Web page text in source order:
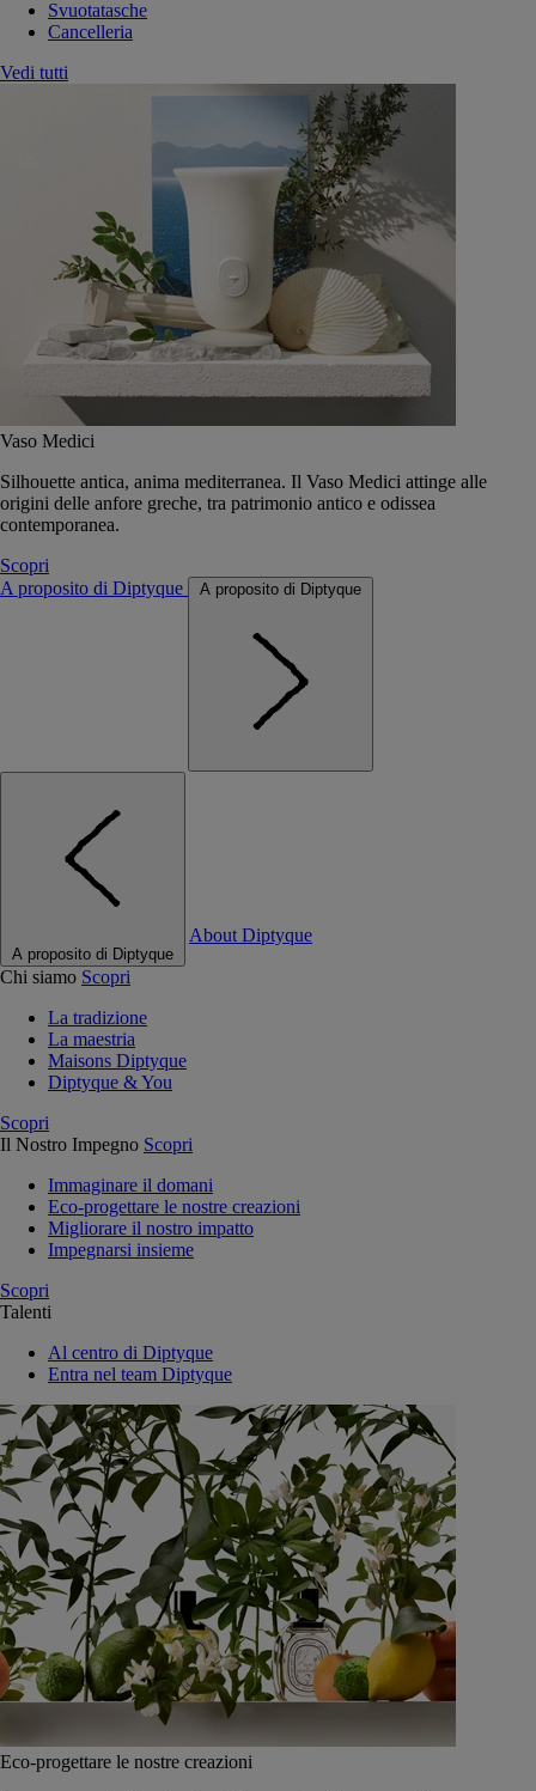
Svuotatasche
Cancelleria
Vedi tutti
Vaso Medici
Silhouette antica, anima mediterranea. Il Vaso Medici attinge alle
origini delle anfore greche, tra patrimonio antico e odissea
contemporanea.
Scopri
A proposito di Diptyque
A proposito di Diptyque
A proposito di Diptyque
About Diptyque
Chi siamo Scopri
La tradizione
La maestria
Maisons Diptyque
Diptyque & You
Scopri
Il Nostro Impegno Scopri
Immaginare il domani
Eco-progettare le nostre creazioni
Migliorare il nostro impatto
Impegnarsi insieme
Scopri
Talenti
Al centro di Diptyque
Entra nel team Diptyque
Eco-progettare le nostre creazioni